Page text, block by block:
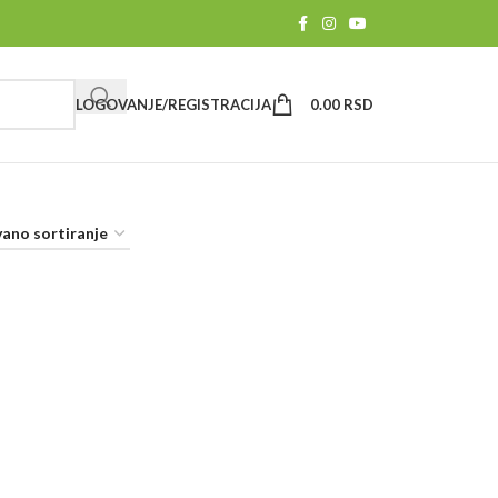
LOGOVANJE/REGISTRACIJA 0.00 RSD